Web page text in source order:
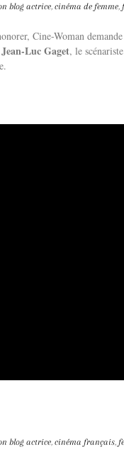
blog actrice, cinéma de femme,
Cine-Woman demande
Jean-Luc Gaget, le
blog actrice, cinéma français,